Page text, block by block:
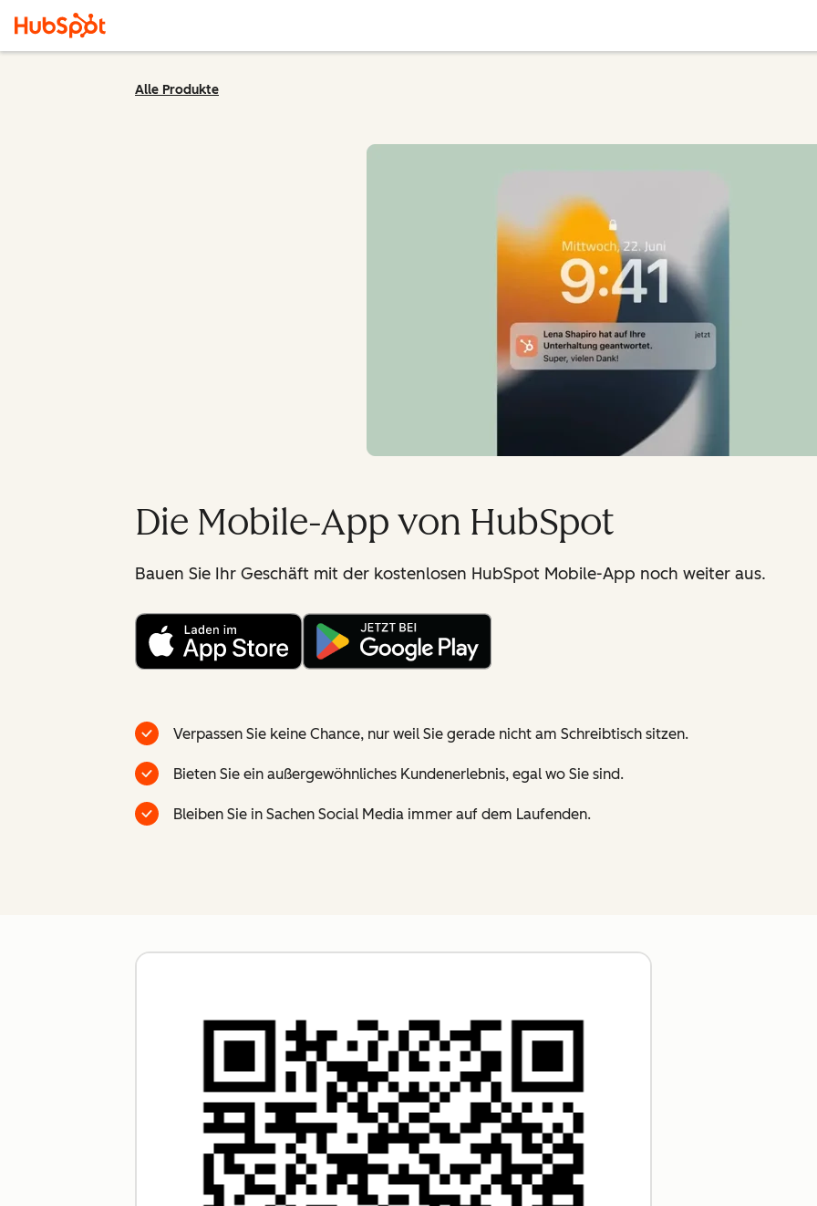
Alle Produkte
Die Mobile-App von HubSpot
Bauen Sie Ihr Geschäft mit der kostenlosen HubSpot Mobile-App noch weiter aus.
Verpassen Sie keine Chance, nur weil Sie gerade nicht am Schreibtisch sitzen.
Bieten Sie ein außergewöhnliches Kundenerlebnis, egal wo Sie sind.
Bleiben Sie in Sachen Social Media immer auf dem Laufenden.